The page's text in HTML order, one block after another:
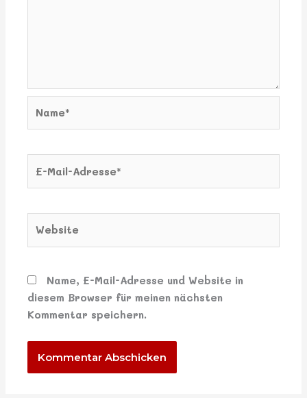
Mail-
Website
Name, E-Mail-Adresse und Website in
diesem Browser für meinen nächsten
Kommentar speichern.